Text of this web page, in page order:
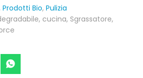
Prodotti Bio, Pulizia
, cucina, Sgrassatore,